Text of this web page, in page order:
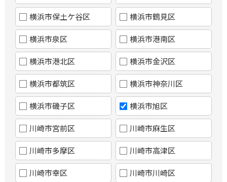
横浜市保土ケ谷区 横浜市鶴見区
横浜市泉区 横浜市港南区
横浜市港北区 横浜市金沢区
横浜市都筑区 横浜市神奈川区
横浜市磯子区 横浜市旭区
川崎市宮前区 川崎市麻生区
川崎市多摩区 川崎市高津区
川崎市幸区 川崎市川崎区